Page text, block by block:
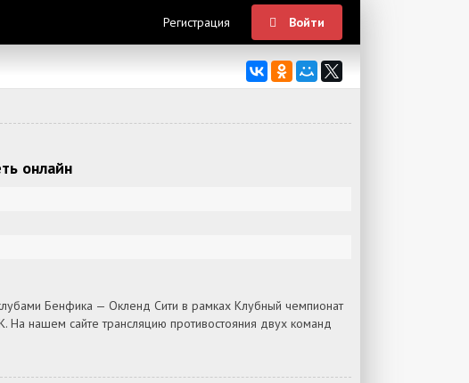
Регистрация Войти
онлайн
Бенфика — Окленд Сити в рамках Клубный чемпионат
нашем сайте трансляцию противостояния двух команд